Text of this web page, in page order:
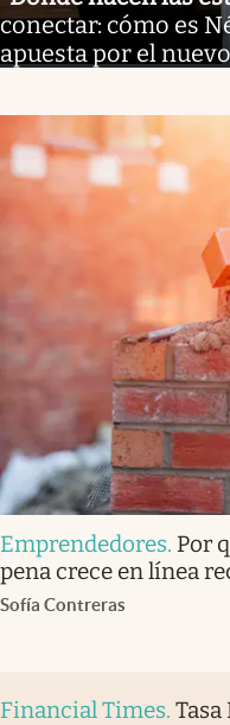
conectar: cómo es
apuesta por el
Emprendedores. Por
pena crece en línea
Sofía Contreras
Financial Times. Tasa